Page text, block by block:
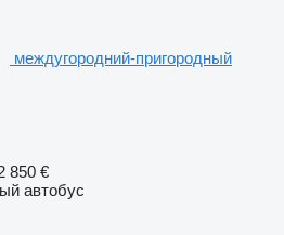
междугородний-пригородный
850 €
автобус